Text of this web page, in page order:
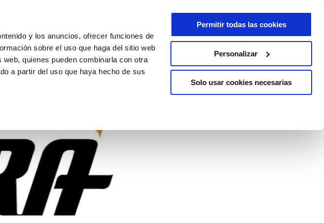
y los anuncios, ofrecer funciones de
sobre el uso que haga del sitio web
quienes pueden combinarla con otra
a partir del uso que haya hecho de sus
Permitir todas las cookies
Personalizar
Solo usar cookies necesarias